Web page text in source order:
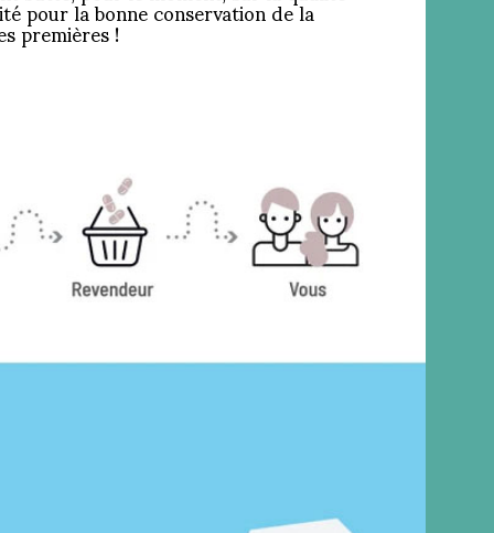
premières !